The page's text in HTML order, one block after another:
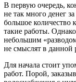
В первую очередь,
не так много денег
большое количество
такие работы.
небольшим
не смыслят в данной
Для начала стоит
работ. Порой,